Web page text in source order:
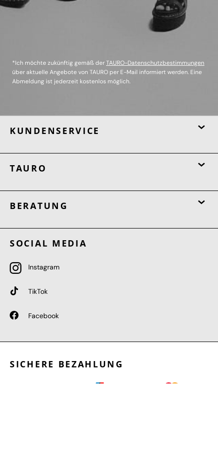
*Ich möchte zukünftig gemäß derTAURO-Datenschutzbestimmungen
über aktuelle Angebote von TAURO per E-Mail informiert werden. Eine
Abmeldung ist jederzeit kostenlos möglich.
KUNDENSERVICE
TAURO
BERATUNG
SOCIAL MEDIA
Instagram
TikTok
Facebook
SICHERE BEZAHLUNG